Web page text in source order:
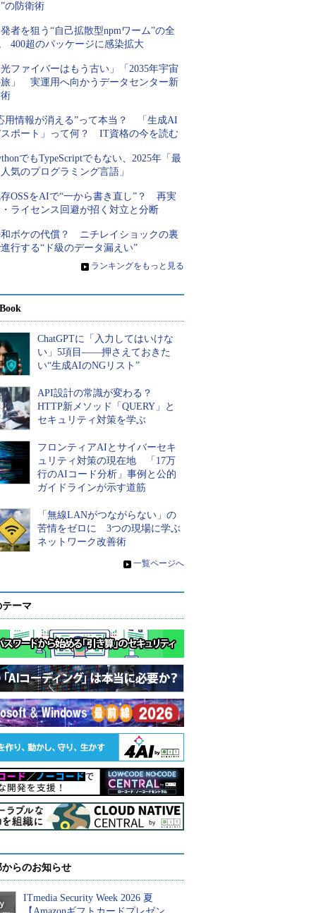
の防衛術
者を狙う“自己拡散型npmワーム”の全
400超のパッケージに感染拡大
ファイバーはもう古い」「2035年宇宙
」 実運用へ向かうデータセンター新
用情報が消える”って本当？ 「生成AI
ポート」って何？ IT資格の今を読む
でもTypeScriptでもない、2025年「最
気のプログラミング言語」
OSSをAIで“一から書き直し”？ 再実
ライセンス回避が招く対立と分断
ボケの代償？ ニチレイショックの裏
行する“ド級のデータ漏えい”
» ランキングをもっと見る
ChatGPTに「入力してはいけな
い」5項目――押さえておきた
い“生成AIのNGリスト”
API設計の常識が変わる？
HTTP新メソッド「QUERY」と
セキュリティ対策を学ぶ
フロンティアAIとサイバーセキ
ュリティ対策の現在地 「17万
行のAIコード分析」事例と公的
ガイドラインが示す道筋
「無線LANがつながらない」の
苦情をゼロに 3つの現場に学ぶ
ネットワーク改善術
» 一覧ページへ
ーマ
らのお知らせ
ITmedia Security Week 2026 夏